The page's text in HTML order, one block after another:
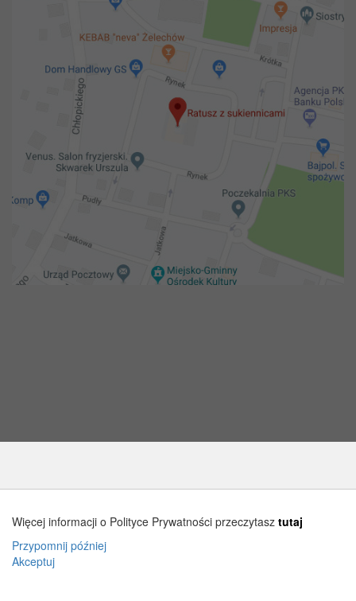
Więcej informacji o Polityce Prywatności przeczytasz tutaj
Przypomnij później
Akceptuj